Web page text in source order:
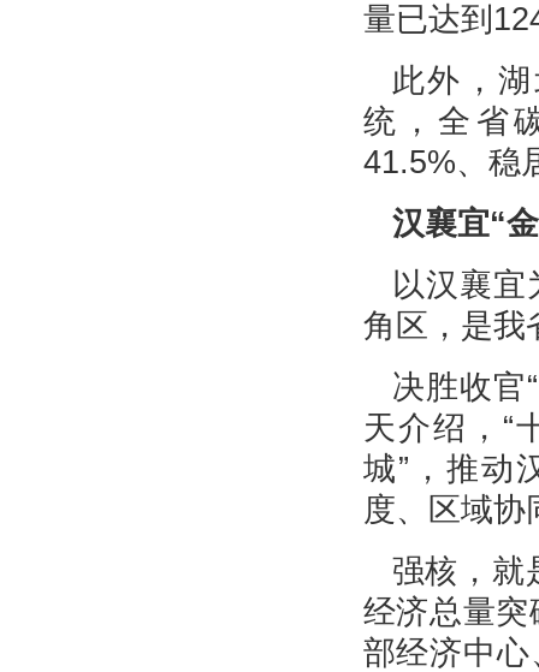
量已达到
此外，
统，全省
41.5%、稳
汉襄宜“
以汉襄宜
角区，是我
决胜收官
天介绍，“
城”，推动
度、区域协
强核，就
经济总量
部经济中